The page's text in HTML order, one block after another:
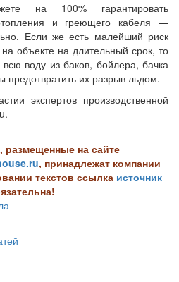
на 100% гарантировать
и греющего кабеля —
Если же есть малейший риск
объекте на длительный срок, то
всю воду из баков, бойлера, бачка
предотвратить их разрыв льдом.
экспертов производственной
размещенные на сайте
, принадлежат компании
текстов ссылка источник